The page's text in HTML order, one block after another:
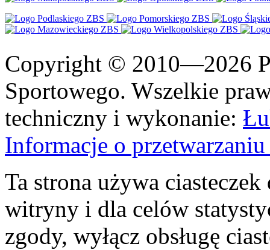
Copyright © 2010—2026
Sportowego. Wszelkie
techniczny i wykonanie:
Informacje o
Ta strona używa
witryny i dla celów
zgody, wyłącz obsługę